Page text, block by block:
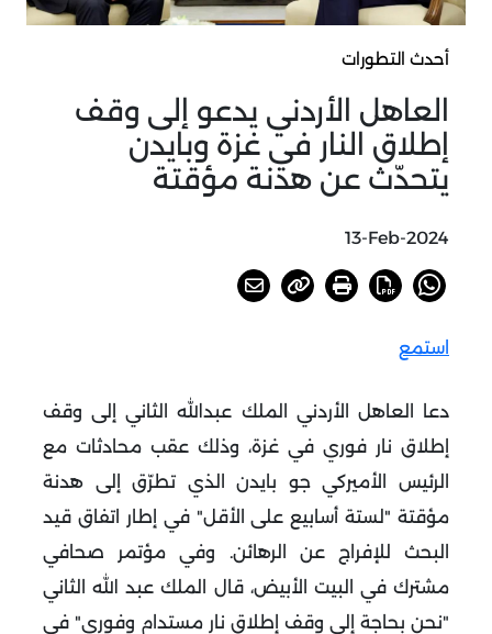
أحدث التطورات
العاهل الأردني يدعو إلى وقف
إطلاق النار في غزة وبايدن
يتحدّث عن هدنة مؤقتة
13-Feb-2024
استمع
دعا العاهل الأردني الملك عبدالله الثاني إلى وقف
إطلاق نار فوري في غزة، وذلك عقب محادثات مع
الرئيس الأميركي جو بايدن الذي تطرّق إلى هدنة
مؤقتة "لستة أسابيع على الأقل" في إطار اتفاق قيد
البحث للإفراج عن الرهائن. وفي مؤتمر صحافي
مشترك في البيت الأبيض، قال الملك عبد الله الثاني
"نحن بحاجة إلى وقف إطلاق نار مستدام وفوري" في